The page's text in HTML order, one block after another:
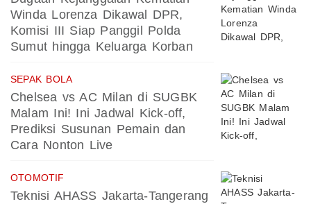
Winda Lorenza Dikawal DPR,
Komisi III Siap Panggil Polda
Sumut hingga Keluarga Korban
SEPAK BOLA
Chelsea vs AC Milan di SUGBK
Malam Ini! Ini Jadwal Kick-off,
Prediksi Susunan Pemain dan
Cara Nonton Live
OTOMOTIF
Teknisi AHASS Jakarta-Tangerang